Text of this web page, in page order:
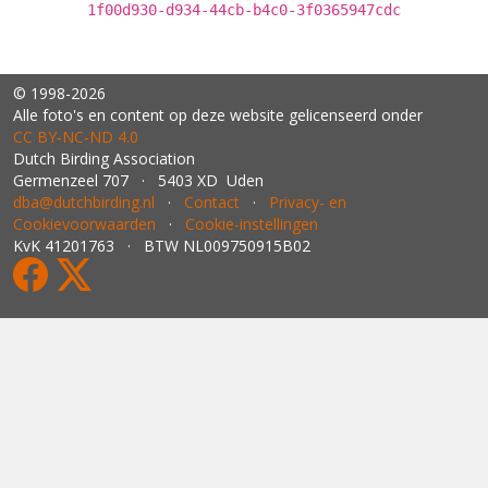
1f00d930-d934-44cb-b4c0-3f0365947cdc
© 1998-2026
Alle foto's en content op deze website gelicenseerd onder
CC BY‑NC‑ND 4.0
Dutch Birding Association
Germenzeel 707 · 5403 XD Uden
dba@dutchbirding.nl · Contact · Privacy- en
Cookievoorwaarden · Cookie-instellingen
KvK 41201763 · BTW NL009750915B02